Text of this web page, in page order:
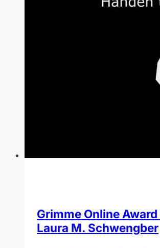
Grimme Online
Laura M. Schwengber